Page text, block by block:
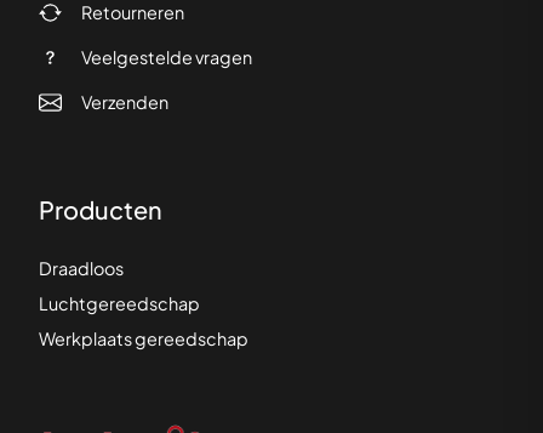
Retourneren
Veelgestelde vragen
Verzenden
Producten
Draadloos
Luchtgereedschap
Werkplaats gereedschap